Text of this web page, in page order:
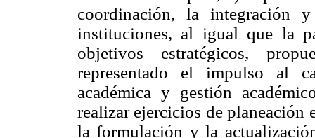
coordinación, la integración
instituciones, al igual que la
objetivos estratégicos,
representado el impulso al
académica y gestión
realizar ejercicios de planeación
la formulación y la